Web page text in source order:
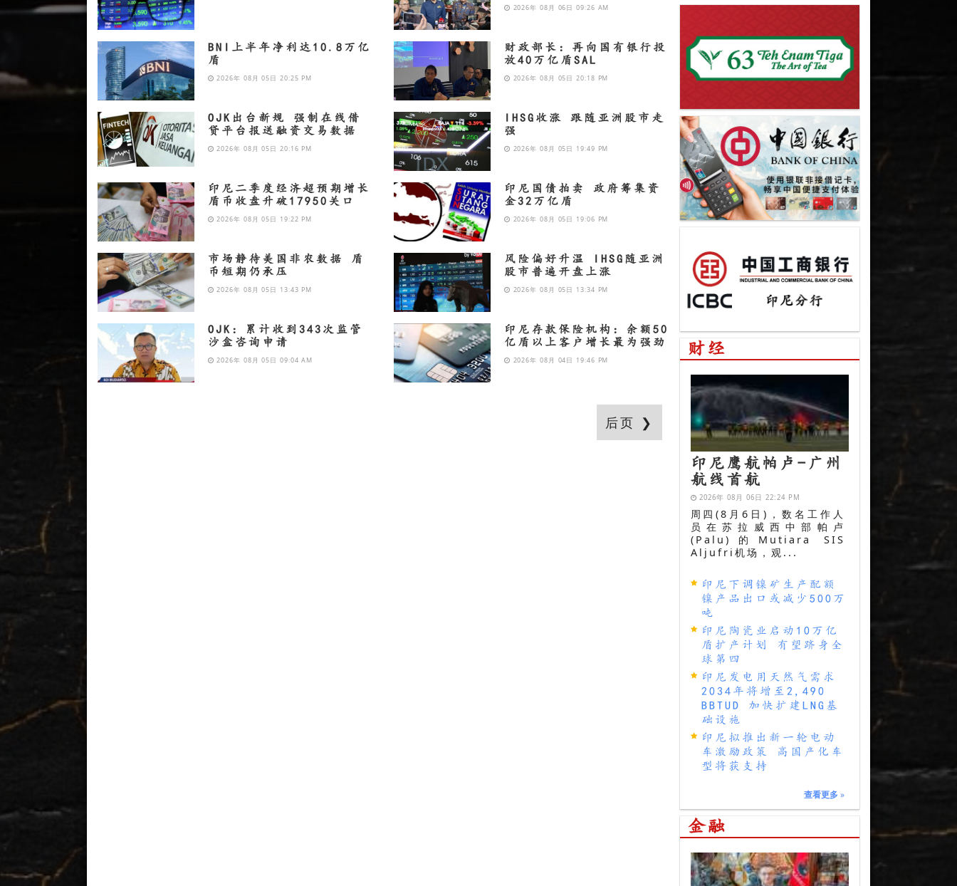
2026年 08月 06日 09:26 AM
BNI上半年净利达10.8万亿
盾
2026年 08月 05日 20:25 PM
财政部长：再向国有银行投
放40万亿盾SAL
2026年 08月 05日 20:18 PM
OJK出台新规 强制在线借
贷平台报送融资交易数据
2026年 08月 05日 20:16 PM
IHSG收涨 跟随亚洲股市走
强
2026年 08月 05日 19:49 PM
印尼二季度经济超预期增长
盾币收盘升破17950关口
2026年 08月 05日 19:22 PM
印尼国债拍卖 政府筹集资
金32万亿盾
2026年 08月 05日 19:06 PM
市场静待美国非农数据 盾
币短期仍承压
2026年 08月 05日 13:43 PM
风险偏好升温 IHSG随亚洲
股市普遍开盘上涨
2026年 08月 05日 13:34 PM
OJK：累计收到343次监管
沙盒咨询申请
2026年 08月 05日 09:04 AM
印尼存款保险机构：余额50
亿盾以上客户增长最为强劲
2026年 08月 04日 19:46 PM
后页 ❯
财经
印尼鹰航帕卢-广州
航线首航
2026年 08月 06日 22:24 PM
周四(8月6日)，数名工作人
员在苏拉威西中部帕卢
(Palu)的Mutiara SIS
Aljufri机场，观...
印尼下调镍矿生产配额
镍产品出口或减少500万
吨
印尼陶瓷业启动10万亿
盾扩产计划 有望跻身全
球第四
印尼发电用天然气需求
2034年将增至2,490
BBTUD 加快扩建LNG基
础设施
印尼拟推出新一轮电动
车激励政策 高国产化车
型将获支持
查看更多 »
金融